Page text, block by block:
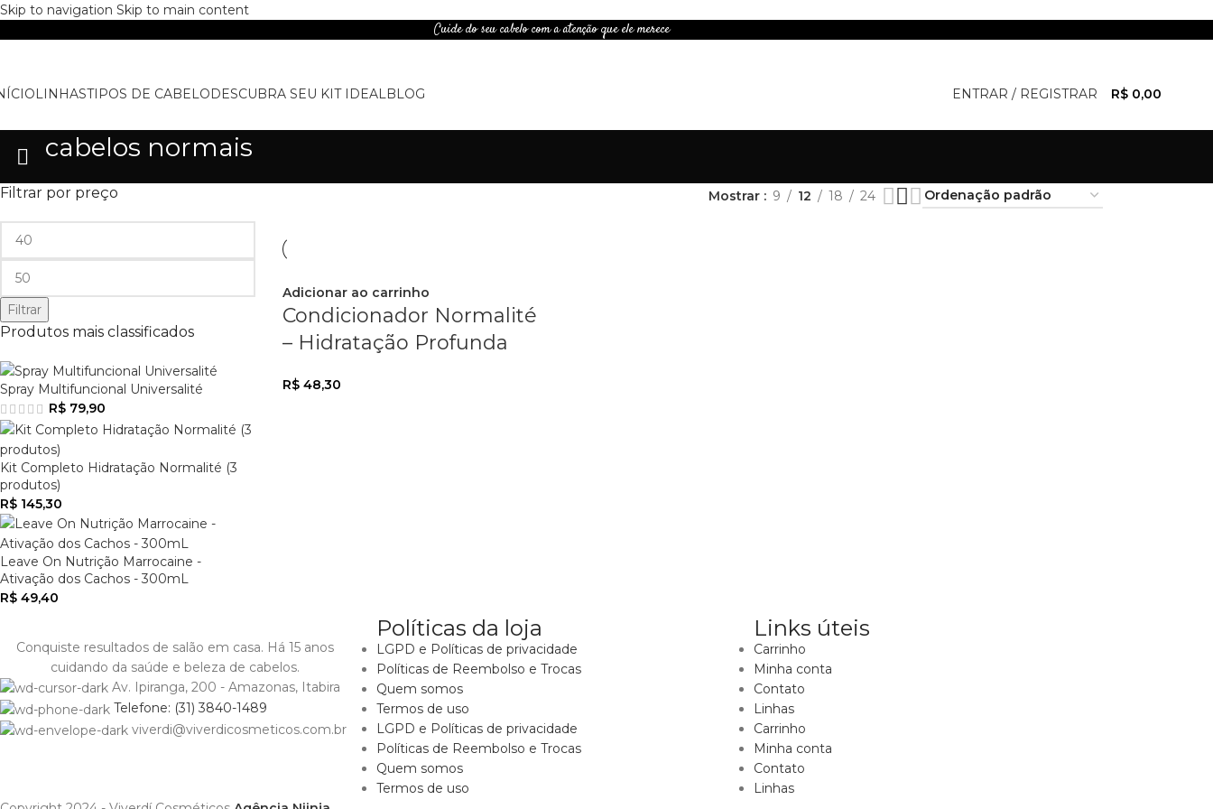
Skip to navigation Skip to main content
Cuide do seu cabelo com a atenção que ele merece
LINHASTIPOS DE CABELODESCUBRA SEU KIT IDEAL BLOG ENTRAR / REGISTRAR R$0,00
cabelos normais
Filtrar por preço
Filtrar
Produtos mais classificados
Spray Multifuncional Universalité
R$ 79,90
Kit Completo Hidratação Normalité (3
produtos)
R$ 145,30
Leave On Nutrição Marrocaine -
Ativação dos Cachos - 300mL
R$ 49,40
Mostrar 9 12 18 24
Adicionar ao carrinho
Condicionador Normalité
– Hidratação Profunda
R$48,30
Conquiste resultados de salão em casa. Há 15 anos
cuidando da saúde e beleza de cabelos.
Av. Ipiranga, 200 - Amazonas, Itabira
Telefone: (31) 3840-1489
viverdi@viverdicosmeticos.com.br
Políticas da loja
LGPD e Políticas de privacidade
Políticas de Reembolso e Trocas
Quem somos
Termos de uso
LGPD e Políticas de privacidade
Políticas de Reembolso e Trocas
Quem somos
Termos de uso
Links úteis
Carrinho
Minha conta
Contato
Linhas
Carrinho
Minha conta
Contato
Linhas